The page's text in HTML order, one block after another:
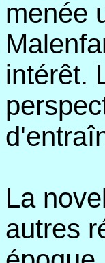
menée
intérêt.
La
autres